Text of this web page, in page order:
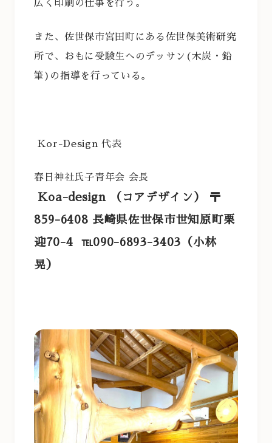
広く印刷の仕事を行う。
また、佐世保市宮田町にある佐世保美術研究
所で、おもに受験生へのデッサン(木炭・鉛
筆)の指導を行っている。
Kor-Design 代表
春日神社氏子青年会 会長
Koa-design （コアデザイン） 〒
859-6408 長崎県佐世保市世知原町栗
迎70-4 ℡​090-6893-3403（小林
晃）